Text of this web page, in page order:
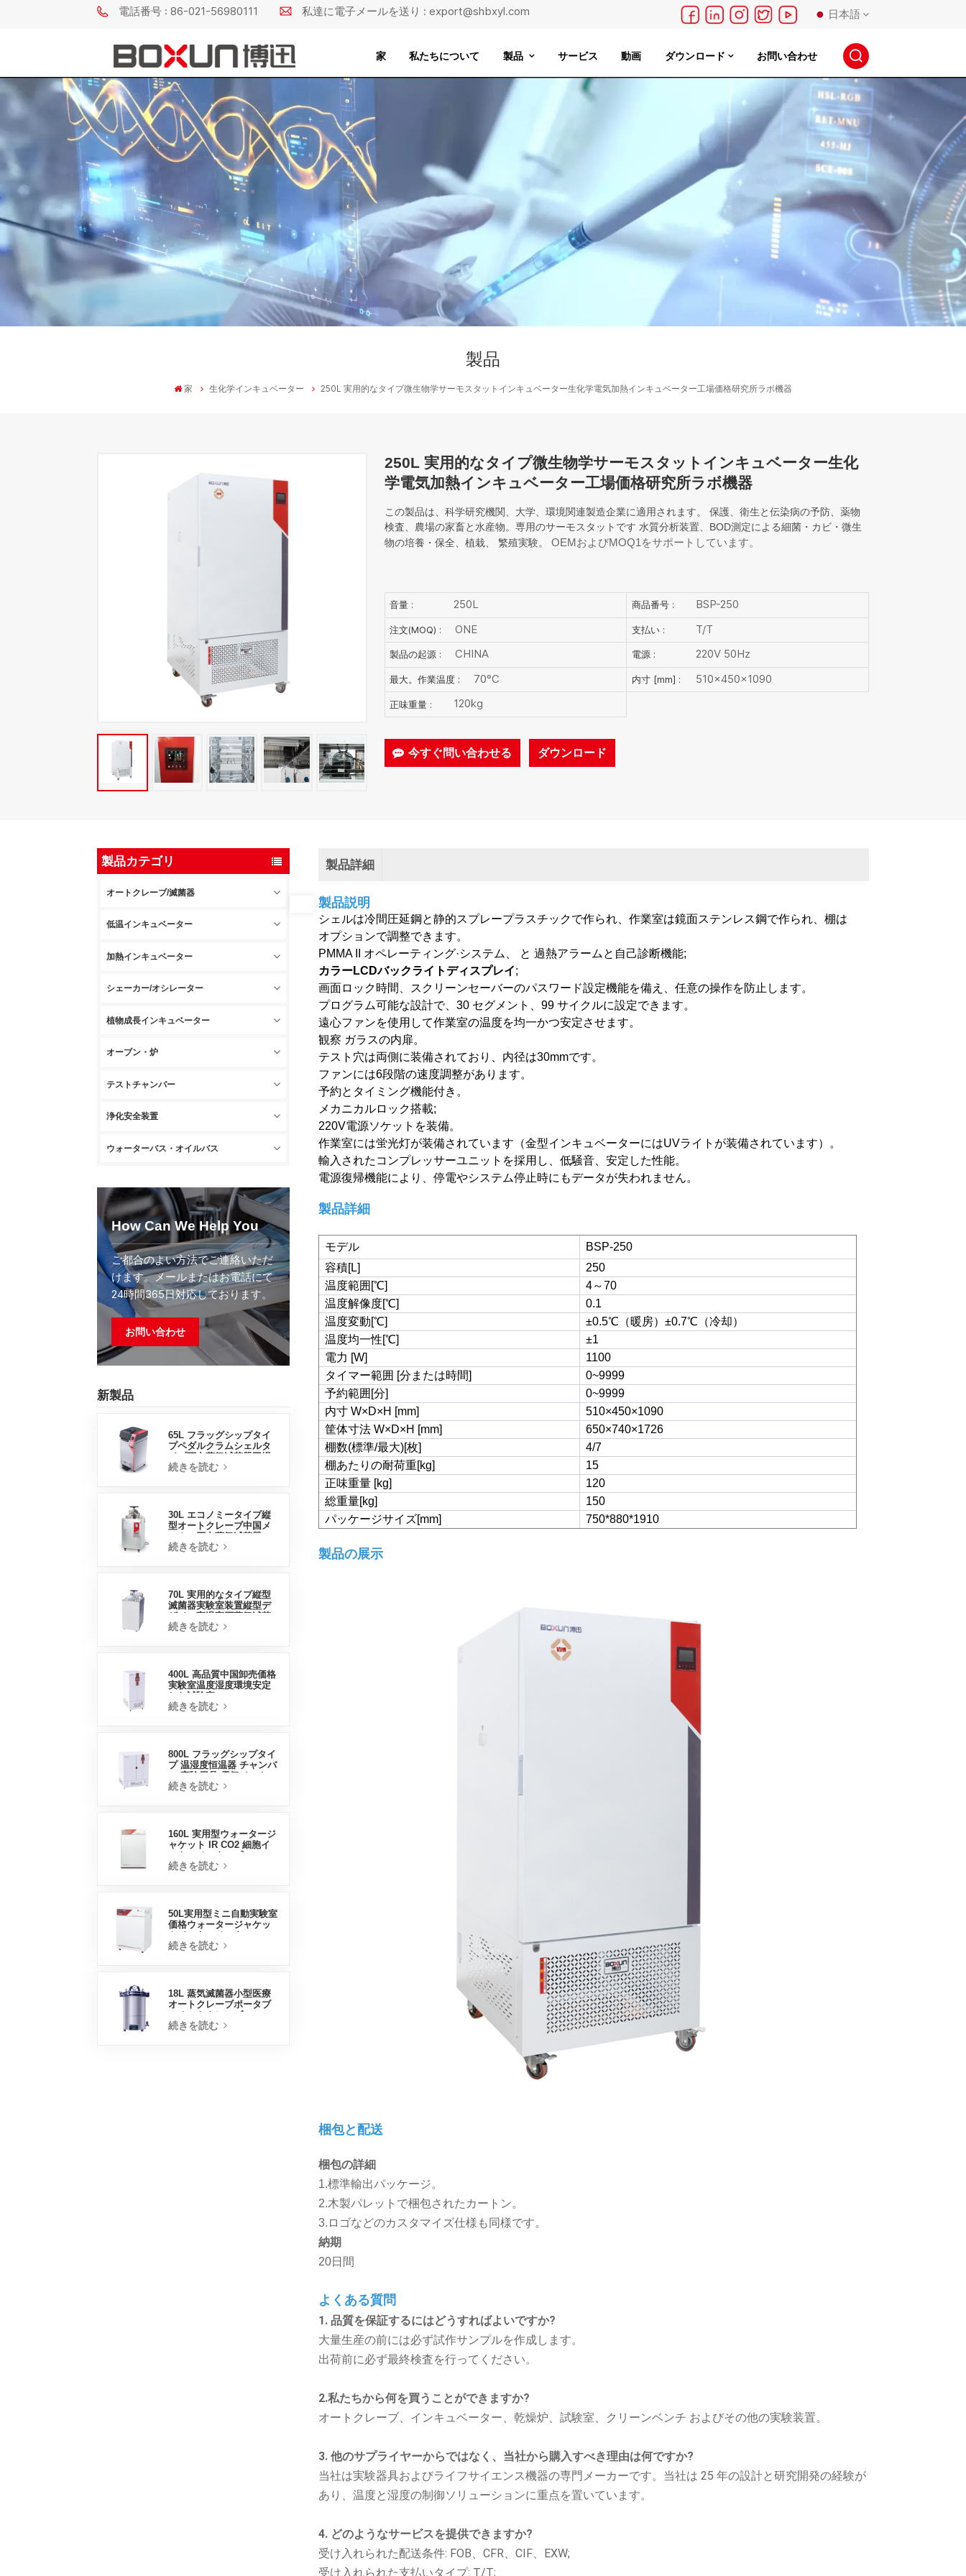
電話番号 : 86-021-56980111 私達に電子メールを送り : export@shbxyl.com 日本語
English
français
русский
español
português
日本語
家 私たちについて 製品 サービス 動画 ダウンロード お問い合わせ
製品
家 生化学インキュベーター 250L 実用的なタイプ微生物学サーモスタットインキュベーター生化学電気加熱インキュベーター工場価格研究所ラボ機器
250L 実用的なタイプ微生物学サーモスタットインキュベーター生化
学電気加熱インキュベーター工場価格研究所ラボ機器
この製品は、科学研究機関、大学、環境関連製造企業に適用されます。 保護、衛生と伝染病の予防、薬物
検査、農場の家畜と水産物。専用のサーモスタットです 水質分析装置、BOD測定による細菌・カビ・微生
物の培養・保全、植栽、 繁殖実験。 OEMおよびMOQ1をサポートしています。
音量 : 250L 商品番号 : BSP-250
注文(MOQ) : ONE 支払い : T/T
製品の起源 : CHINA 電源 : 220V 50Hz
最大。作業温度 : 70°C 内寸 [mm] : 510×450×1090
正味重量 : 120kg
今すぐ問い合わせる ダウンロード
製品カテゴリ
オートクレーブ/滅菌器
低温インキュベーター
加熱インキュベーター
シェーカー/オシレーター
植物成長インキュベーター
オーブン・炉
テストチャンバー
浄化安全装置
ウォーターバス・オイルバス
How Can We Help You
ご都合のよい方法でご連絡いただ
けます。メールまたはお電話にて
24時間365日対応しております。
お問い合わせ
新製品
65L フラッグシップタイ
プペダルクラムシェルタ
直販中国工場
続きを読む
30L エコノミータイプ縦
型オートクレーブ中国メ
続きを読む
70L 実用的なタイプ縦型
滅菌器実験室装置縦型デ
器
続きを読む
400L 高品質中国卸売価格
実験室温度湿度環境安定
続きを読む
800L フラッグシップタイ
プ 温湿度恒温器 チャンバ
ベーター
続きを読む
160L 実用型ウォータージ
ャケット IR CO2 細胞イ
ッショナル工場ラボイン
続きを読む
50L実用型ミニ自動実験室
価格ウォータージャケッ
続きを読む
18L 蒸気滅菌器小型医療
オートクレーブポータブ
続きを読む
製品詳細
製品説明
シェルは冷間圧延鋼と静的スプレープラスチックで作られ、作業室は鏡面ステンレス鋼で作られ、棚は
オプションで調整できます。
PMMA I
オペレーティング·システム、 と 過熱アラームと自己診断機能;
カラーLCDバックライトディスプレイ;
画面ロック時間、スクリーンセーバーのパスワード設定機能を備え、任意の操作を防止します。
プログラム可能な設計で、30 セグメント、99 サイクルに設定できます。
遠心ファンを使用して作業室の温度を均一かつ安定させます。
観察 ガラスの内扉。
テスト穴は両側に装備されており、内径は30mmです。
ファンには6段階の速度調整があります。
予約とタイミング機能付き。
メカニカルロック搭載;
220V電源ソケットを装備。
作業室には蛍光灯が装備されています（金型インキュベーターにはUVライトが装備されています）。
輸入されたコンプレッサーユニットを採用し、低騒音、安定した性能。
電源復帰機能により、停電やシステム停止時にもデータが失われません。
製品詳細
モデル
BSP-250
容積[L]
250
温度範囲[℃]
4～70
温度解像度[℃]
0.1
温度変動[℃]
±0.5℃（暖房） ±0.7℃（冷却）
温度均一性[℃]
±1
電力 [W]
1100
タイマー範囲 [分または時間]
0~9999
予約範囲[分]
0~9999
内寸 W×D×H [mm]
510×450×1090
筐体寸法 W×D×H [mm]
650×740×1726
棚数(標準/最大)[枚]
4/7
棚あたりの耐荷重[kg]
15
正味重量 [kg]
120
総重量[kg]
150
パッケージサイズ[mm]
750*880*1910
製品の展示
梱包と配送
梱包の詳細
1.標準輸出パッケージ。
2.木製パレットで梱包されたカートン。
3.ロゴなどのカスタマイズ仕様も同様です。
納期
20日間
よくある質問
1. 品質を保証するにはどうすればよいですか?
大量生産の前には必ず試作サンプルを作成します。
出荷前に必ず最終検査を行ってください。
2.私たちから何を買うことができますか?
オートクレーブ、インキュベーター、乾燥炉、試験室、クリーンベンチ およびその他の実験装置。
3. 他のサプライヤーからではなく、当社から購入すべき理由は何ですか?
当社は実験器具およびライフサイエンス機器の専門メーカーです。当社は 25 年の設計と研究開発の経験が
あり、温度と湿度の制御ソリューションに重点を置いています。
4. どのようなサービスを提供できますか?
受け入れられた配送条件: FOB、CFR、CIF、EXW;
受け入れられた支払いタイプ: T/T;